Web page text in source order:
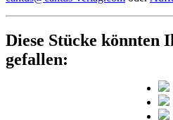
Diese Stücke könnten
gefallen: